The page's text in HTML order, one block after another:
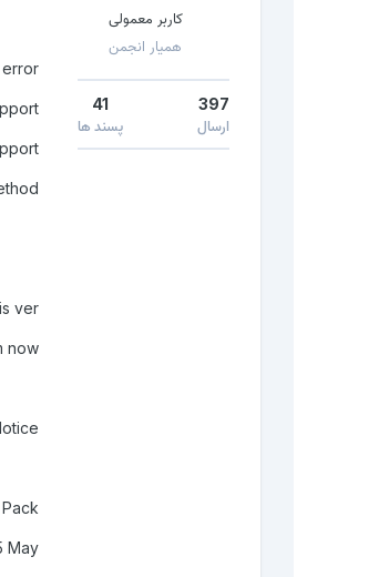
کاربر معمولی
همیار انجمن
397
ارسال
41
پسند ها
error
ver.
!!
May.